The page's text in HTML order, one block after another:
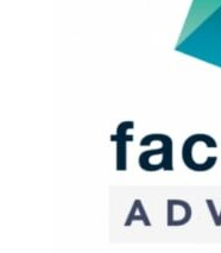
La tua email non